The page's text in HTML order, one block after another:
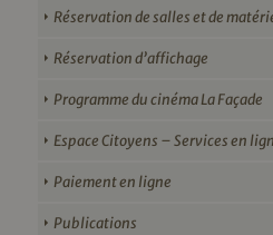
Réservation de salles et de
Réservation d’affichage
Programme du cinéma La Façade
Espace Citoyens – Services en
Paiement en ligne
Publications